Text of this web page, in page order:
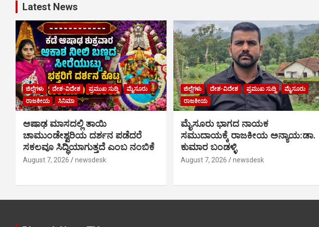
Latest News
ಜಿಲ್ಲೆಗಳು ದೇಶ-ವಿದೇಶ ಪ್ರಮುಖ ಸುದ್ದಿ
ಮೈಸೂರು
ರಾಜಕೀಯ
ಸಿನಿಮಾ
ಆಷಾಢ ಮಾಸದಲ್ಲಿ ತಾಯಿ
ಚಾಮುಂಡೇಶ್ವರಿಯ ದರ್ಶನ ಪಡೆದರೆ
ಸಕಲವೂ ಸಿದ್ಧಿಯಾಗುತ್ತದೆ ಎಂಬ ನಂಬಿಕೆ
August 7, 2026 newsdesk
ಜಿಲ್ಲೆಗಳು ದೇಶ-ವಿದೇಶ ಪ್ರಮುಖ ಸುದ್ದಿ
ಮೈಸೂರು
ರಾಜಕೀಯ
ಮೈಸೂರು ಭಾಗದ ನಾಯಕ
ಸಮುದಾಯಕ್ಕೆ ರಾಜಕೀಯ ಅನ್ಯಾಯ:ಡಾ.
ಕುಮಾರ ಬಂಡಳ್ಳಿ
August 7, 2026 newsdesk